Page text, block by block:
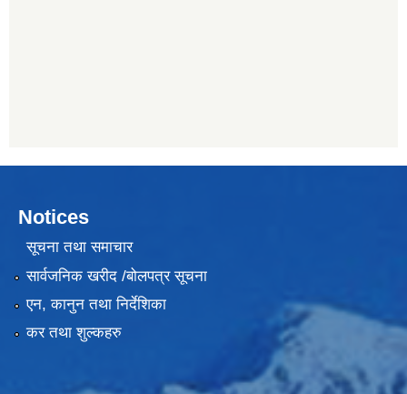
Notices
सूचना तथा समाचार
सार्वजनिक खरीद /बोलपत्र सूचना
एन, कानुन तथा निर्देशिका
कर तथा शुल्कहरु